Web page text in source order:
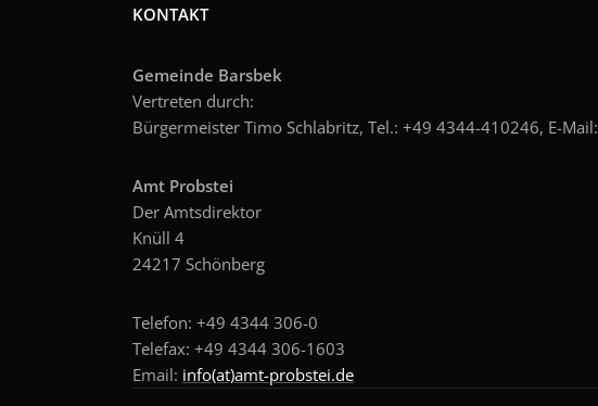
KONTAKT
Gemeinde Barsbek
Vertreten durch:
Bürgermeister Timo Schlabritz, Tel.: +49 4344-410246, E-Mail:
Amt Probstei
Der Amtsdirektor
Knüll 4
24217 Schönberg
Telefon: +49 4344 306-0
Telefax: +49 4344 306-1603
Email: info(at)amt-probstei.de